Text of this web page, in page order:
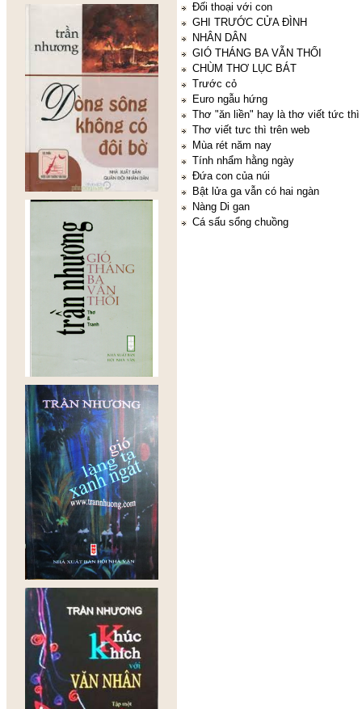
Đối thoại với con
GHI TRƯỚC CỬA ĐÌNH
NHÂN DÂN
GIÓ THÁNG BA VẪN THỔI
CHÙM THƠ LỤC BÁT
Trước cỏ
Euro ngẫu hứng
Thơ "ăn liền" hay là thơ viết tức thì
Thơ viết tưc thì trên web
Mùa rét năm nay
Tính nhẩm hằng ngày
Đứa con của núi
Bật lửa ga vẫn có hai ngàn
Nàng Di gan
Cá sấu sổng chuồng